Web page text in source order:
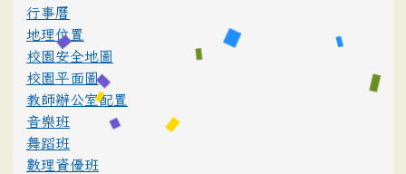
行事曆
地理位置
校園安全地圖
校園平面圖
教師辦公室配置
音樂班
舞蹈班
數理資優班